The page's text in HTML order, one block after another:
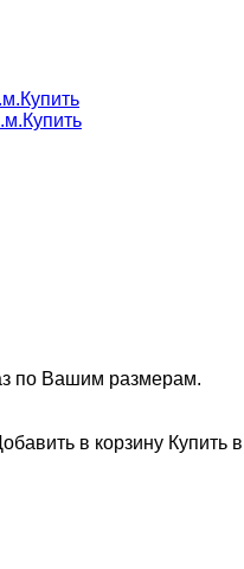
Купить
Купить
по Вашим размерам.
в корзину Купить